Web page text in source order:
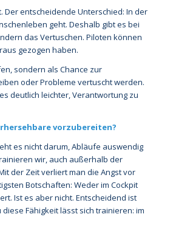
Der entscheidende Unterschied: In der
geht. Deshalb gibt es bei
das Vertuschen. Piloten können
gezogen haben.
sondern als Chance zur
oder Probleme vertuscht werden.
deutlich leichter, Verantwortung zu
vorzubereiten?
es nicht darum, Abläufe auswendig
wir, auch außerhalb der
der Zeit verliert man die Angst vor
Botschaften: Weder im Cockpit
Ist es aber nicht. Entscheidend ist
Fähigkeit lässt sich trainieren: im